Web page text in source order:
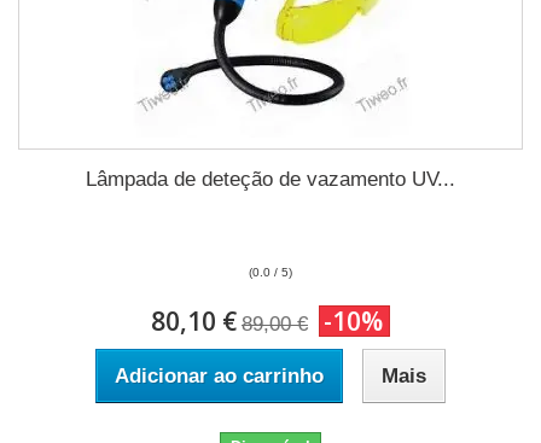
Lâmpada de deteção de vazamento UV...
(0.0 / 5)
80,10 € 89,00 € -10%
Adicionar ao carrinho Mais